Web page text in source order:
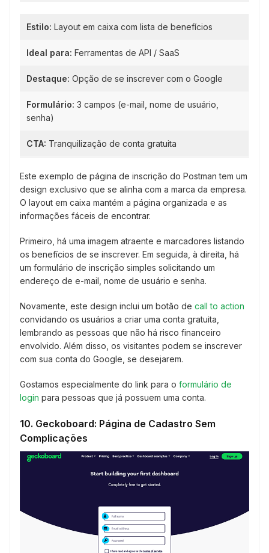
Estilo: Layout em caixa com lista de benefícios
Ideal para: Ferramentas de API / SaaS
Destaque: Opção de se inscrever com o Google
Formulário: 3 campos (e-mail, nome de usuário,
senha)
CTA: Tranquilização de conta gratuita
Este exemplo de página de inscrição do Postman tem um
design exclusivo que se alinha com a marca da empresa.
O layout em caixa mantém a página organizada e as
informações fáceis de encontrar.
Primeiro, há uma imagem atraente e marcadores listando
os benefícios de se inscrever. Em seguida, à direita, há
um formulário de inscrição simples solicitando um
endereço de e-mail, nome de usuário e senha.
Novamente, este design inclui um botão de call to action
convidando os usuários a criar uma conta gratuita,
lembrando as pessoas que não há risco financeiro
envolvido. Além disso, os visitantes podem se inscrever
com sua conta do Google, se desejarem.
Gostamos especialmente do link para o formulário de
login para pessoas que já possuem uma conta.
10. Geckoboard: Página de Cadastro Sem
Complicações